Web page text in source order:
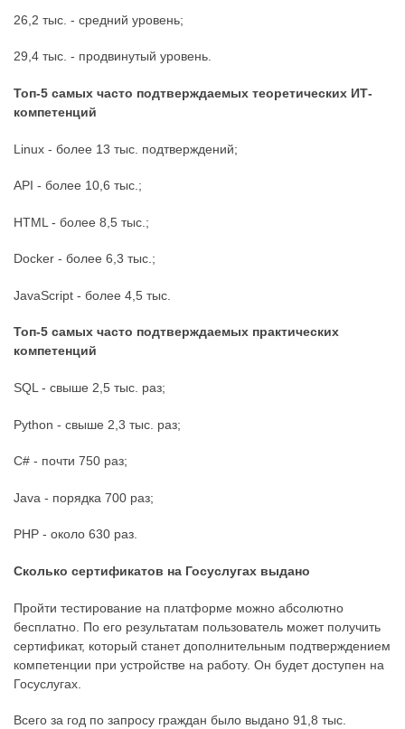
26,2 тыс. - средний уровень;
29,4 тыс. - продвинутый уровень.
Топ-5 самых часто подтверждаемых теоретических ИТ-
компетенций
Linux - более 13 тыс. подтверждений;
API - более 10,6 тыс.;
HTML - более 8,5 тыс.;
Docker - более 6,3 тыс.;
JavaScript - более 4,5 тыс.
Топ-5 самых часто подтверждаемых практических
компетенций
SQL - свыше 2,5 тыс. раз;
Python - свыше 2,3 тыс. раз;
C# - почти 750 раз;
Java - порядка 700 раз;
PHP - около 630 раз.
Сколько сертификатов на Госуслугах выдано
Пройти тестирование на платформе можно абсолютно
бесплатно. По его результатам пользователь может получить
сертификат, который станет дополнительным подтверждением
компетенции при устройстве на работу. Он будет доступен на
Госуслугах.
Всего за год по запросу граждан было выдано 91,8 тыс.